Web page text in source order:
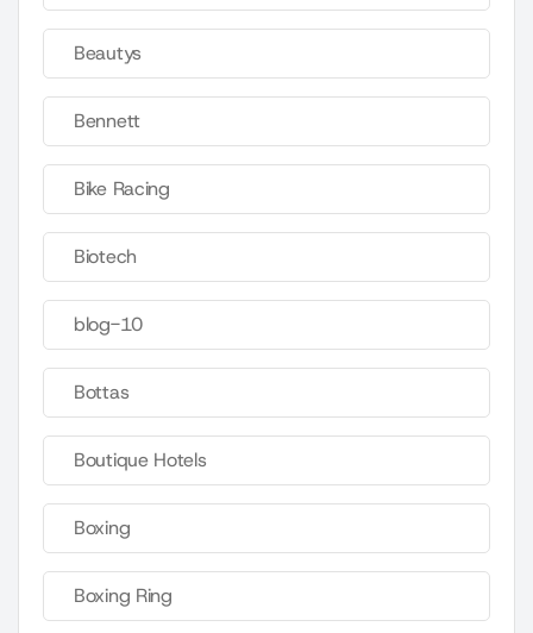
Beautys
Bennett
Bike Racing
Biotech
blog-10
Bottas
Boutique Hotels
Boxing
Boxing Ring